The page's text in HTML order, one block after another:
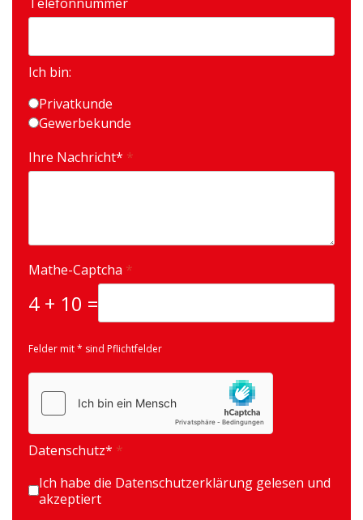
Ich bin:
Privatkunde
Gewerbekunde
Ihre Nachricht* *
Mathe-Captcha *
4 + 10 =
Felder mit * sind Pflichtfelder
hCaptcha
Datenschutz* *
Ich habe die Datenschutzerklärung gelesen und
akzeptiert